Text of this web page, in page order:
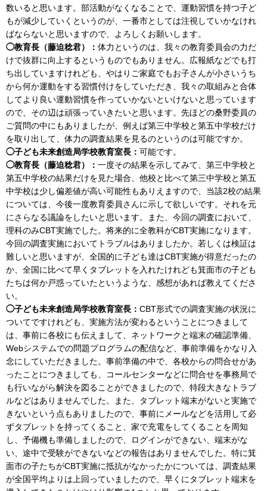
数いると思います。部活動がなくなることで、運動習慣を持つ子ど
もが減少していくというのが、一番市としては注視していかなけれ
ばならないと思いますので、よろしくお願いします。
◯教育長（藤迫稔君）： 体力というのは、我々の教育委員会の力だ
けで抜群に向上するというものでもありません。広報紙などでも打
ち出していますけれども、やはりご家庭でもお子さんが小さいうち
から何か運動をする習慣付けをしていただき、我々の取組みと合体
してより良い運動習慣を作っていかないといけないと思っています
ので、その辺は頑張っていきたいと思います。先ほどの桑野委員の
ご質問の中にもありましたが、例えば第三中学校と第五中学校だけ
を取り出して、体力の調査結果を見るのというのは可能ですか。
◯子ども未来創造局学校教育室長： 可能です。
◯教育長（藤迫稔君）： 一度その結果を示してみて、第三中学校と
第五中学校の結果だけを見た場合、他校と比べて第三中学校と第五
中学校は少し偏差値が高い可能性もありえますので、当該2校の結果
については、今後一度教育委員さんに示して欲しいです。それを元
にさらなる議論をしたいと思います。また、今回の調査において、
理科のみCBT実施でした。将来的に全教科がCBT実施になります。
今回の調査実施においてトラブルはありましたか。若しくは検証は
難しいと思いますが、全国的に子ども達はCBT実施が得意だったの
か、全国に比べて早くタブレットを入れたけれども箕面市の子ども
たちは何か戸惑っていたというような、感想があれば教えてくださ
い。
◯子ども未来創造局学校教育室長： CBT形式での調査実施の状況に
ついてですけれども、実施方法が変わるということにつきまして
は、事前に各校にも伝えまして、ネットワークと端末の確認準備、
Webシステムでの問題プログラムの配信など、事前準備をかなり入
念にしていただきました。事前準備の中で、各校からの問合せがあ
ったことにつきましても、コールセンターなどに問合せを事務局で
も行いながら解決を図ることができましたので、特段大きなトラブ
ルなどはありませんでした。また、タブレット端末がないと実施で
きないという点もありましたので、事前にメールなどを活用して必
ずタブレットを持ってくること、家で充電をしてくることを周知
し、予備機も準備しましたので、ログインができない、端末がな
い、途中で受験ができないなどの報告はありませんでした。特に箕
面市の子たちがCBT実施に抵抗がなかったかについては、調査結果
が全国平均よりは上回っていましたので、早くにタブレット端末を